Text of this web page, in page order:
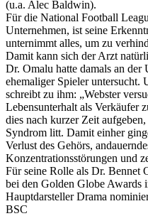
(u.a. Alec Baldwin).
Für die National Football
Unternehmen, ist seine
unternimmt alles, um zu
Damit kann sich der Arzt
Dr. Omalu hatte damals an
ehemaliger Spieler untersucht.
schreibt zu ihm: „Webster
Lebensunterhalt als Verkäufer
dies nach kurzer Zeit
Syndrom litt. Damit einher
Verlust des Gehörs,
Konzentrationsstörungen und
Für seine Rolle als Dr. Bennet
bei den Golden Globe Awards
Hauptdarsteller Drama
BSC